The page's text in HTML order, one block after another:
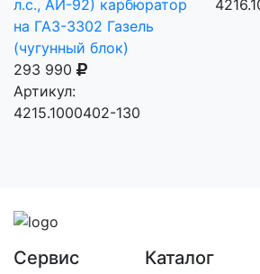
л.с., АИ-92) карбюратор
на ГАЗ-3302 Газель
(чугунный блок)
293 990
Артикул:
4215.1000402-130
Сервис Каталог